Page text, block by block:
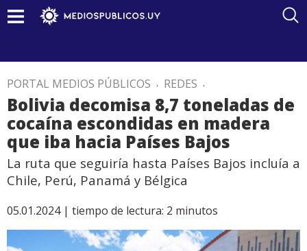
PORTAL MEDIOS PÚBLICOS . REDES .
Bolivia decomisa 8,7 toneladas de
cocaína escondidas en madera
que iba hacia Países Bajos
La ruta que seguiría hasta Países Bajos incluía a
Chile, Perú, Panamá y Bélgica
05.01.2024 | tiempo de lectura: 2 minutos